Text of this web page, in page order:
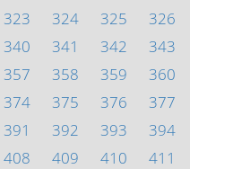
323 324 325
326
340 341 342
343
357 358 359
360
374 375 376
377
391 392 393
394
408 409 410
411